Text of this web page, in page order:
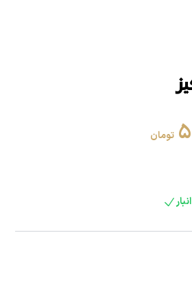
تومان